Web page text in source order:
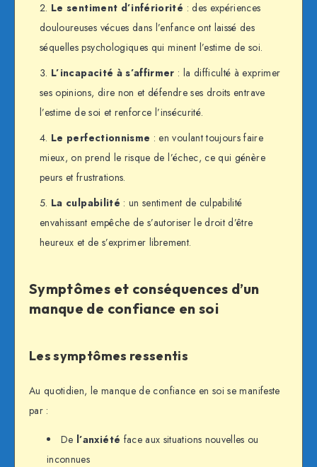
Le sentiment d’infériorité : des expériences
douloureuses vécues dans l’enfance ont laissé des
séquelles psychologiques qui minent l’estime de soi.
L’incapacité à s’affirmer : la difficulté à exprimer
ses opinions, dire non et défendre ses droits entrave
l’estime de soi et renforce l’insécurité.
Le perfectionnisme : en voulant toujours faire
mieux, on prend le risque de l’échec, ce qui génère
peurs et frustrations.
La culpabilité : un sentiment de culpabilité
envahissant empêche de s’autoriser le droit d’être
heureux et de s’exprimer librement.
Symptômes et conséquences d’un
manque de confiance en soi
Les symptômes ressentis
Au quotidien, le manque de confiance en soi se manifeste
par :
De l’anxiété face aux situations nouvelles ou
inconnues